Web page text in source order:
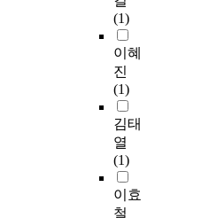
(1)
이혜
진
(1)
김태
열
(1)
이효
철